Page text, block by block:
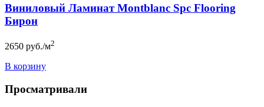
Виниловый Ламинат Montblanc Spc Flooring
Бирон
2650 руб./м2
В корзину
Просматривали